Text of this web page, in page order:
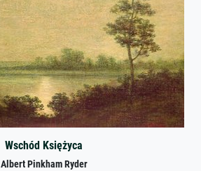
Wschód Księżyca
Albert Pinkham Ryder